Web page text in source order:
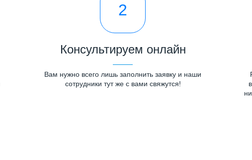
2
Консультируем онлайн
Вам нужно всего лишь заполнить заявку и наши
сотрудники тут же с вами свяжутся!